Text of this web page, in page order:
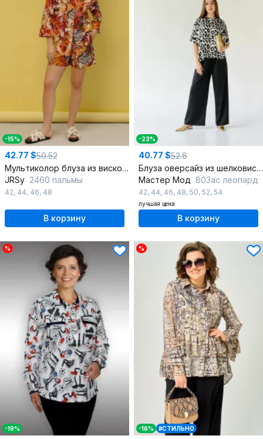
-15%
42.77 $50.52
Мультиколор блуза из вискозы с накладными карманами
JRSy 2460 пальмы
42, 44, 46, 48
В корзину
-23%
40.77 $52.8
Блуза оверсайз из шелковистой ткани с разрезами и молнией
Мастер Мод 803ас леопард
42, 44, 46, 48, 50, 52, 54
лучшая цена
В корзину
%
-19%
%
-16% #СТИЛЬНО